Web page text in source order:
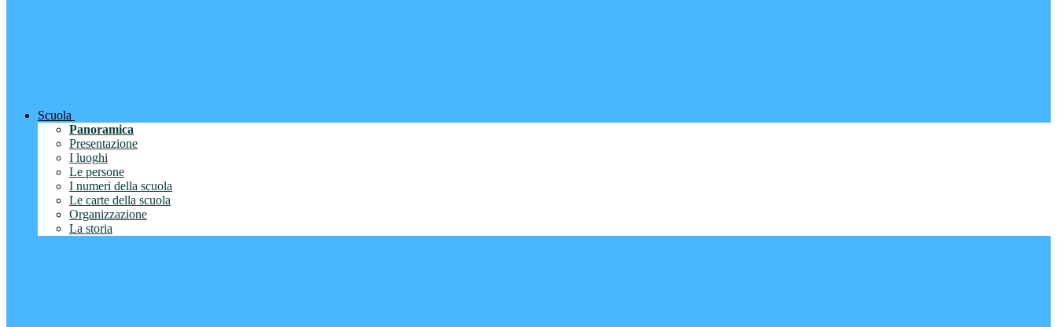
Scuola
Panoramica
Presentazione
I luoghi
Le persone
I numeri della scuola
Le carte della scuola
Organizzazione
La storia